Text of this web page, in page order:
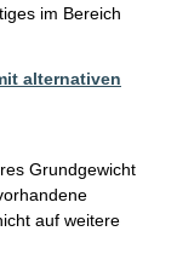
im Bereich
alternativen
Grundgewicht
auf weitere